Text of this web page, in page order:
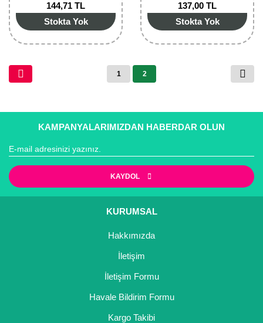
144,71 TL
Stokta Yok
137,00 TL
Stokta Yok
1 2
KAMPANYALARIMIZDAN HABERDAR OLUN
KAYDOL
KURUMSAL
Hakkımızda
İletişim
İletişim Formu
Havale Bildirim Formu
Kargo Takibi
Üzüm Fidanı
Vişne Fidanı